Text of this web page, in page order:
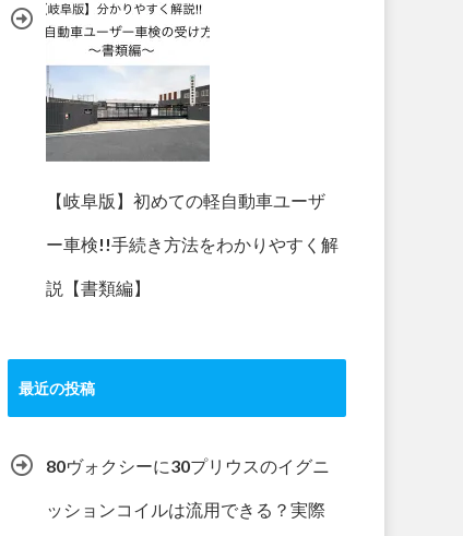
【岐阜版】初めての軽自動車ユーザ
ー車検!!手続き方法をわかりやすく解
説【書類編】
最近の投稿
80ヴォクシーに30プリウスのイグニ
ッションコイルは流用できる？実際